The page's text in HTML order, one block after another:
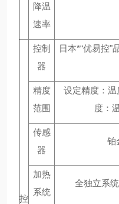
降温
速率
控
控制
器
日本*“优易控"
精度
范围
设定精度：
度：
传感
器
铂
加热
系统
全独立系